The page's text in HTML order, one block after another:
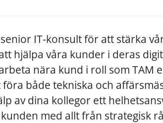
IT-konsult för att stärka
hjälpa våra kunder i deras
nära kund i roll som TAM
både tekniska och
av dina kollegor ett
med allt från strategisk